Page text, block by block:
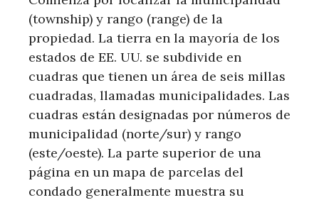
(township) y rango (range) de la
propiedad. La tierra en la mayoría de los
estados de EE. UU. se subdivide en
cuadras que tienen un área de seis millas
cuadradas, llamadas municipalidades. Las
cuadras están designadas por números de
municipalidad (norte/sur) y rango
(este/oeste). La parte superior de una
página en un mapa de parcelas del
condado generalmente muestra su